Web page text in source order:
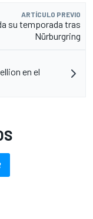
ARTÍCULO PREVIO
su temporada tras
Nürburgring
en el